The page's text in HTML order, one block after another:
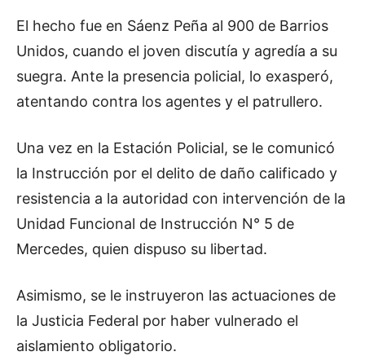
El hecho fue en Sáenz Peña al 900 de Barrios
Unidos, cuando el joven discutía y agredía a su
suegra. Ante la presencia policial, lo exasperó,
atentando contra los agentes y el patrullero.
Una vez en la Estación Policial, se le comunicó
la Instrucción por el delito de daño calificado y
resistencia a la autoridad con intervención de la
Unidad Funcional de Instrucción N° 5 de
Mercedes, quien dispuso su libertad.
Asimismo, se le instruyeron las actuaciones de
la Justicia Federal por haber vulnerado el
aislamiento obligatorio.